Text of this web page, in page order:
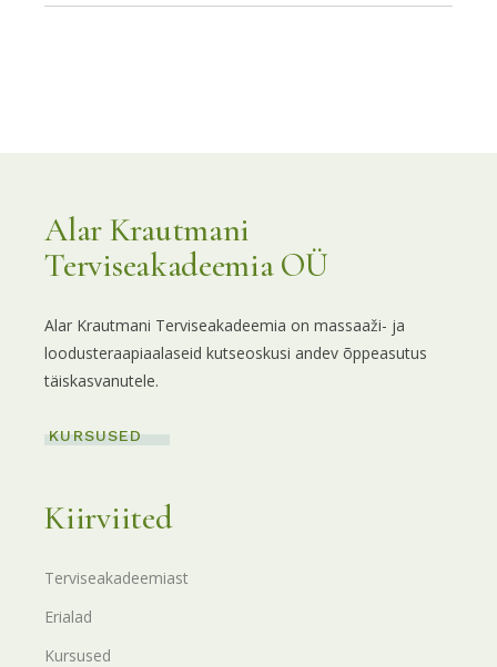
Alar Krautmani
Terviseakadeemia OÜ
Alar Krautmani Terviseakadeemia on massaaži- ja
loodusteraapiaalaseid kutseoskusi andev õppeasutus
täiskasvanutele.
KURSUSED
Kiirviited
Terviseakadeemiast
Erialad
Kursused